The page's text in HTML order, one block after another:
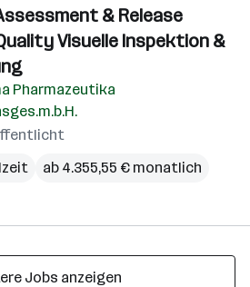
& Release
Visuelle Inspektion &
Pharmazeutika
ab 4.355,55 € monatlich
Jobs anzeigen